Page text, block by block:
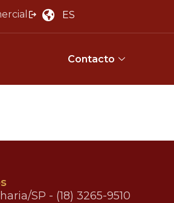
ES
Contacto
SP - (18) 3265-9510